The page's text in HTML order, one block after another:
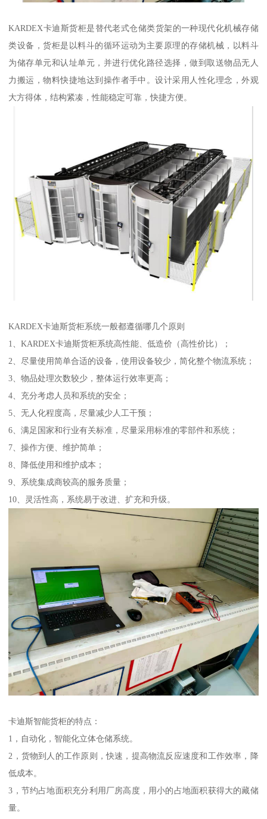
KARDEX卡迪斯货柜是替代老式仓储类货架的一种现代化机械存储
类设备，货柜是以料斗的循环运动为主要原理的存储机械，以料斗
为储存单元和认址单元，并进行优化路径选择，做到取送物品无人
力搬运，物料快捷地达到操作者手中。设计采用人性化理念，外观
大方得体，结构紧凑，性能稳定可靠，快捷方便。
KARDEX卡迪斯货柜系统一般都遵循哪几个原则
1、KARDEX卡迪斯货柜系统高性能、低造价（高性价比）；
2、尽量使用简单合适的设备，使用设备较少，简化整个物流系统；
3、物品处理次数较少，整体运行效率更高；
4、充分考虑人员和系统的安全；
5、无人化程度高，尽量减少人工干预；
6、满足国家和行业有关标准，尽量采用标准的零部件和系统；
7、操作方便、维护简单；
8、降低使用和维护成本；
9、系统集成商较高的服务质量；
10、灵活性高，系统易于改进、扩充和升级。
卡迪斯智能货柜的特点：
1，自动化，智能化立体仓储系统。
2，货物到人的工作原则，快速，提高物流反应速度和工作效率，降
低成本。
3，节约占地面积充分利用厂房高度，用小的占地面积获得大的藏储
量。